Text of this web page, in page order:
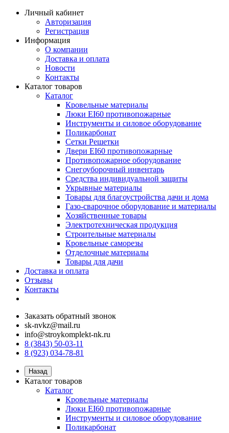
Личный кабинет
Авторизация
Регистрация
Информация
О компании
Доставка и оплата
Новости
Контакты
Каталог товаров
Каталог
Кровельные материалы
Люки EI60 противопожарные
Инструменты и силовое оборудование
Поликарбонат
Сетки Решетки
Двери EI60 противопожарные
Противопожарное оборудование
Снегоуборочный инвентарь
Средства индивидуальной защиты
Укрывные материалы
Товары для благоустройства дачи и дома
Газо-сварочное оборудование и материалы
Хозяйственные товары
Электротехническая продукция
Строительные материалы
Кровельные саморезы
Отделочные материалы
Товары для дачи
Доставка и оплата
Отзывы
Контакты
Заказать обратный звонок
sk-nvkz@mail.ru
info@stroykomplekt-nk.ru
8 (3843) 50-03-11
8 (923) 034-78-81
Назад
Каталог товаров
Каталог
Кровельные материалы
Люки EI60 противопожарные
Инструменты и силовое оборудование
Поликарбонат